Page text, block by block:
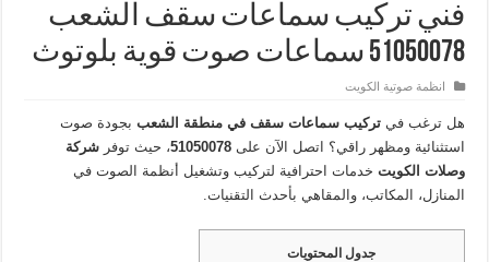
فني تركيب سماعات سقف الشعب
51050078 سماعات صوت قوية بلوتوث
انظمة صوتية الكويت
هل ترغب فيتركيب سماعات سقف في منطقة الشعب بجودة صوت
استثنائية ومظهر راقي؟ اتصل الآن على51050078، حيث توفرشركة
وصلات الكويت خدمات احترافية لتركيب وتشغيل أنظمة الصوت في
المنازل، المكاتب، والمقاهي بأحدث التقنيات.
جدول المحتويات